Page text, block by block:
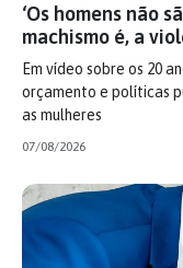
‘Os homens não
machismo é, a
Em vídeo sobre os 20
orçamento e políticas
as mulheres
07/08/2026